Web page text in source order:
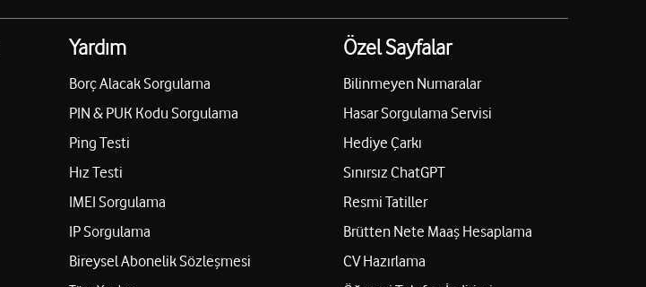
Yardım
Borç Alacak Sorgulama
PIN & PUK Kodu Sorgulama
Ping Testi
Hız Testi
IMEI Sorgulama
IP Sorgulama
Bireysel Abonelik Sözleşmesi
Özel Sayfalar
Bilinmeyen Numaralar
Hasar Sorgulama Servisi
Hediye Çarkı
Sınırsız ChatGPT
Resmi Tatiller
Brütten Nete Maaş Hesaplama
CV Hazırlama